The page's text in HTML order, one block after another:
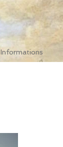
Informations